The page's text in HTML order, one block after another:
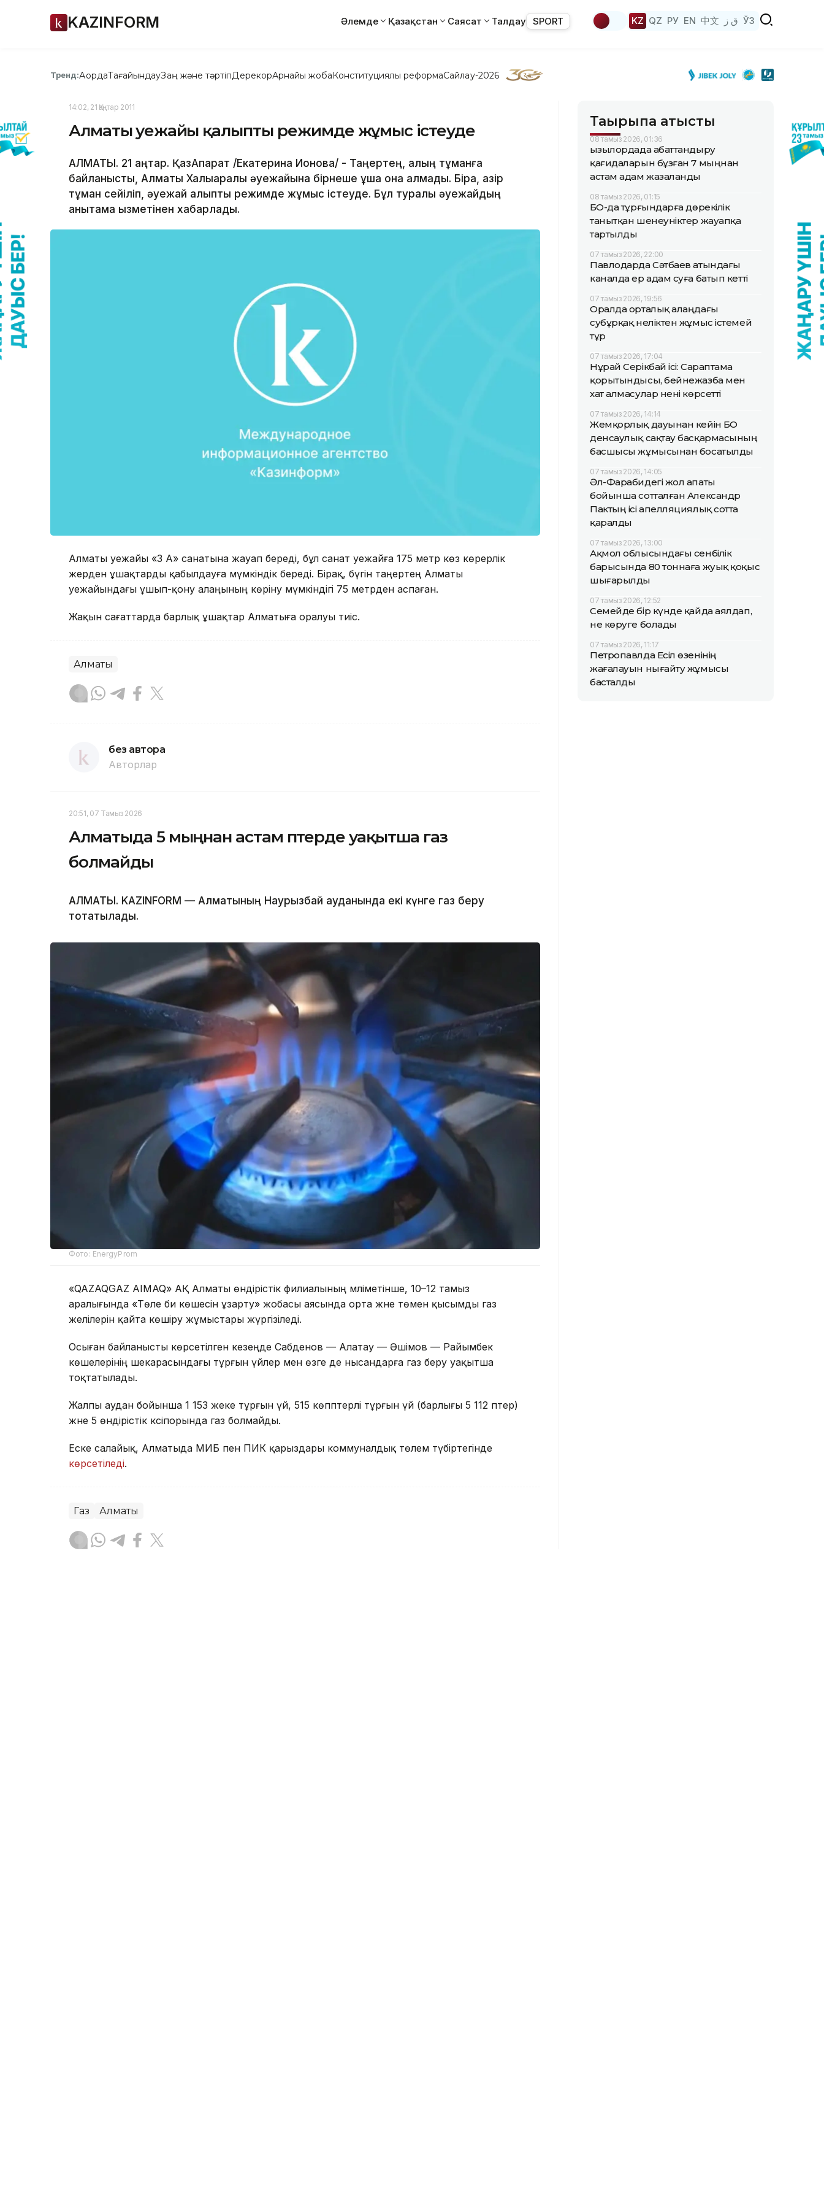
KAZINFORM Әлемде Қазақстан Саясат Талдау SPORT KZ QZ РУ EN 中文 ق ز ЎЗ
Тренд:АқордаТағайындауЗаң және тәртіпДерекқорАрнайы жобаКонституциялық реформаСайлау-2026
14:02, 21 Қаңтар 2011
Алматы әуежайы қалыпты режимде жұмыс істеуде
АЛМАТЫ. 21 қаңтар. ҚазАқпарат /Екатерина Ионова/ - Таңертең, қалың тұманға
байланысты, Алматы Халықаралық әуежайына бірнеше ұшақ қона алмады. Бірақ, қазір
тұман сейіліп, әуежай қалыпты режимде жұмыс істеуде. Бұл туралы әуежайдың
анықтама қызметінен хабарлады.
Алматы әуежайы «3 А» санатына жауап береді, бұл санат әуежайға 175 метр көз көрерлік
жерден ұшақтарды қабылдауға мүмкіндік береді. Бірақ, бүгін таңертең Алматы
әуежайындағы ұшып-қону алаңының көріну мүмкіндігі 75 метрден аспаған.
Жақын сағаттарда барлық ұшақтар Алматыға оралуы тиіс.
Алматы
без автора
Авторлар
20:51, 07 Тамыз 2026
Алматыда 5 мыңнан астам пәтерде уақытша газ
болмайды
АЛМАТЫ. KAZINFORM — Алматының Наурызбай ауданында екі күнге газ беру
тоқтатылады.
Фото: EnergyProm
«QAZAQGAZ AIMAQ» АҚ Алматы өндірістік филиалының мәліметінше, 10–12 тамыз
аралығында «Төле би көшесін ұзарту» жобасы аясында орта және төмен қысымды газ
желілерін қайта көшіру жұмыстары жүргізіледі.
Осыған байланысты көрсетілген кезеңде Сабденов — Алатау — Әшімов — Райымбек
көшелерінің шекарасындағы тұрғын үйлер мен өзге де нысандарға газ беру уақытша
тоқтатылады.
Жалпы аудан бойынша 1 153 жеке тұрғын үй, 515 көппәтерлі тұрғын үй (барлығы 5 112 пәтер)
және 5 өндірістік кәсіпорында газ болмайды.
Еске салайық, Алматыда МИБ пен ПИК қарыздары коммуналдық төлем түбіртегінде
көрсетіледі.
Газ Алматы
Тақырыпқа қатысты
08 тамыз 2026, 01:36
Қызылордада абаттандыру
қағидаларын бұзған 7 мыңнан
астам адам жазаланды
08 тамыз 2026, 01:15
БҚО-да тұрғындарға дөрекілік
танытқан шенеуніктер жауапқа
тартылды
07 тамыз 2026, 22:00
Павлодарда Сәтбаев атындағы
каналда ер адам суға батып кетті
07 тамыз 2026, 19:56
Оралда орталық алаңдағы
субұрқақ неліктен жұмыс істемей
тұр
07 тамыз 2026, 17:04
Нұрай Серікбай ісі: Сараптама
қорытындысы, бейнежазба мен
хат алмасулар нені көрсетті
07 тамыз 2026, 14:14
Жемқорлық дауынан кейін БҚО
денсаулық сақтау басқармасының
басшысы жұмысынан босатылды
07 тамыз 2026, 14:05
Әл-Фарабидегі жол апаты
бойынша сотталған Александр
Пактың ісі апелляциялық сотта
қаралды
07 тамыз 2026, 13:00
Ақмол облысындағы сенбілік
барысында 80 тоннаға жуық қоқыс
шығарылды
07 тамыз 2026, 12:52
Семейде бір күнде қайда аялдап,
не көруге болады
07 тамыз 2026, 11:17
Петропавлда Есіл өзенінің
жағалауын нығайту жұмысы
басталды